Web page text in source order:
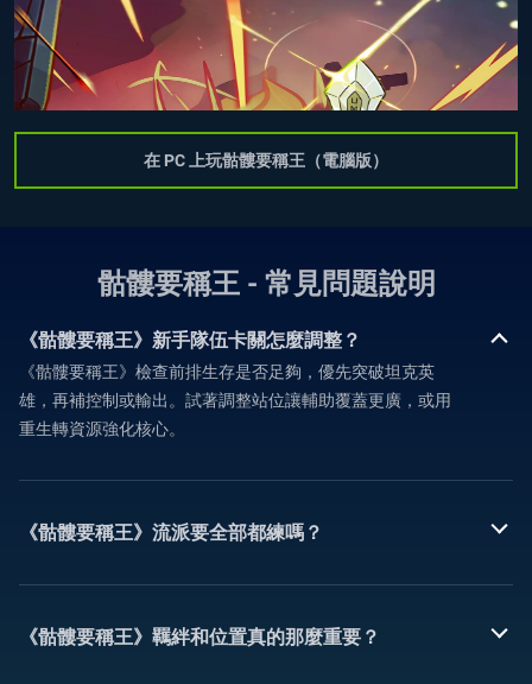
在 PC 上玩骷髏要稱王（電腦版）
骷髏要稱王 - 常見問題說明
《骷髏要稱王》新手隊伍卡關怎麼調整？
《骷髏要稱王》檢查前排生存是否足夠，優先突破坦克英
雄，再補控制或輸出。試著調整站位讓輔助覆蓋更廣，或用
重生轉資源強化核心。
《骷髏要稱王》流派要全部都練嗎？
《骷髏要稱王》羈絆和位置真的那麼重要？